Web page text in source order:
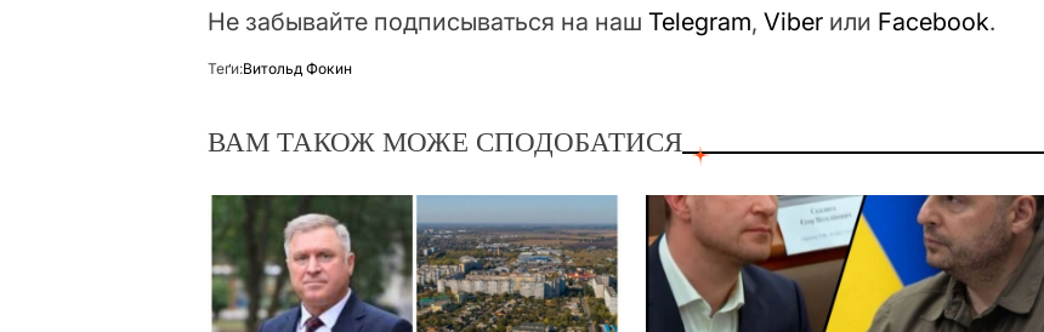
Не забывайте подписываться на нашTelegram,Viber или Facebook.
Теґи:Витольд Фокин
ВАМ ТАКОЖ МОЖЕ СПОДОБАТИСЯ